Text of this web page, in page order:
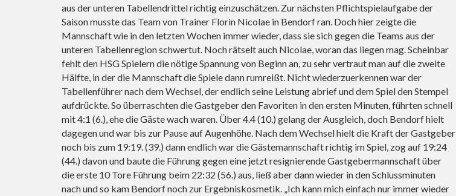
aus der unteren Tabellendrittel richtig einzuschätzen. Zur nächsten Pflichtspielaufgabe der
Saison musste das Team von Trainer Florin Nicolae in Bendorf ran. Doch hier zeigte die
Mannschaft wie in den letzten Wochen immer wieder, dass sie sich gegen die Teams aus der
unteren Tabellenregion schwertut. Noch rätselt auch Nicolae, woran das liegen mag. Scheinbar
fehlt den HSG Spielern die nötige Spannung von Beginn an, zu sehr vertraut man auf die zweite
Hälfte, in der die Mannschaft die Spiele dann rumreißt. Nicht wiederzuerkennen war der
Tabellenführer nach dem Wechsel, der endlich seine Leistung abrief und dem Spiel den Stempel
aufdrückte. So überraschten die Gastgeber den Favoriten in den ersten Minuten, führten schnell
mit 4:1 (6.), ehe die Gäste wach waren. Über 4.4 (10.) gelang der Ausgleich, doch Bendorf hielt
dagegen und war bis zur Pause auf Augenhöhe. Nach dem Wechsel hielt die Kraft der Gastgeber
noch bis zum 19:19. (39.) dann endlich war die Gästemannschaft richtig im Spiel, zog auf 19:24
(44.) davon und baute die Führung gegen eine jetzt resignierende Gastgebermannschaft über
die erste 10 Tore Führung beim 22:32 (56.) aus, ließ aber dann wieder in den Schlussminuten
nach und so kam Bendorf noch zur Ergebniskosmetik. „Ich kann mich einfach nur immer wieder